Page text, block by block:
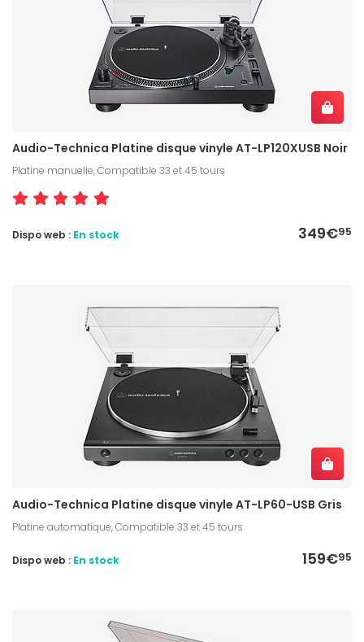
Audio-Technica Platine disque vinyle AT-LP120XUSB Noir
Platine manuelle, Compatible 33 et 45 tours
349€95
Dispo web : En stock
Audio-Technica Platine disque vinyle AT-LP60-USB Gris
Platine automatique, Compatible 33 et 45 tours
159€95
Dispo web : En stock